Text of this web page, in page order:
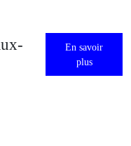
En savoir
plus